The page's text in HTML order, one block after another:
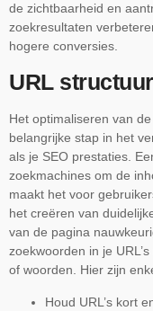
de zichtbaarheid en
zoekresultaten
hogere conversies.
URL
Het optimaliseren van
belangrijke stap in het
als je SEO prestaties.
zoekmachines om de
maakt het voor
het creëren van
van de pagina
zoekwoorden in je
of woorden. Hier zijn
Houd URL’s kort